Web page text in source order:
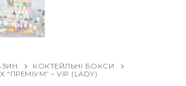
КОКТЕЙЛЬНІ БОКСИ
“ПРЕМІУМ” – VIP (LADY)